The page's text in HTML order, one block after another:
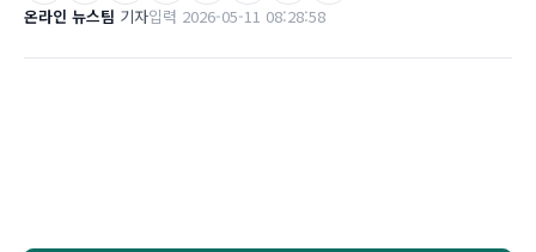
온라인 뉴스팀 기자입력 2026-05-11 08:28:58